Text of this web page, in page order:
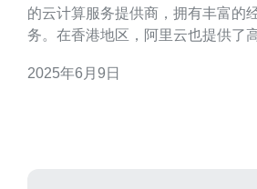
的云计算服务提供商，拥有丰富的
务。在香港地区，阿里云也提供了
际金融中心，网络基础设施发达，
2025年6月9日